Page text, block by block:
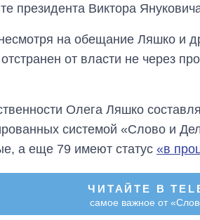
президента Виктора
на обещание Ляшко и
от власти не через
Олега Ляшко
системой «Слово и
а еще 79 имеют статус «в
ЧИТАЙТЕ В
самое важное от